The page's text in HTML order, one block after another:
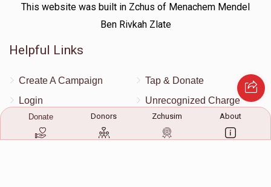
This website was built in Zchus of Menachem Mendel
Ben Rivkah Zlate
Helpful Links
Create A Campaign
Login
Register
Tap & Donate
Unrecognized Charge
Pricing
Terms & Conditions
Donate Donors Zchusim About